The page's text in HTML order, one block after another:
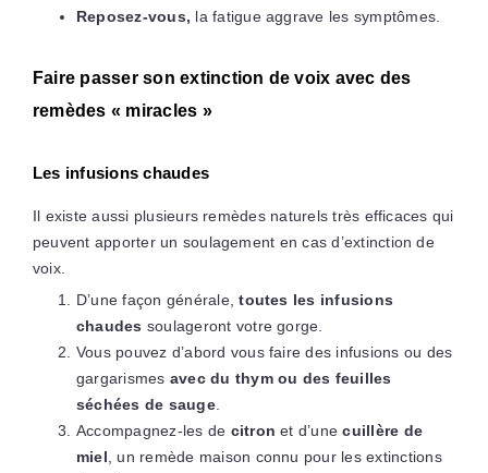
Reposez-vous, la fatigue aggrave les symptômes.
Faire passer son extinction de voix avec des
remèdes « miracles »
Les infusions chaudes
Il existe aussi plusieurs remèdes naturels très efficaces qui
peuvent apporter un soulagement en cas d’extinction de
voix.
D’une façon générale,toutes les infusions
chaudes soulageront votre gorge.
Vous pouvez d’abord vous faire des infusions ou des
gargarismes avec du thym ou des feuilles
séchées de sauge.
Accompagnez-les de citron et d’unecuillère de
miel, un remède maison connu pour les extinctions